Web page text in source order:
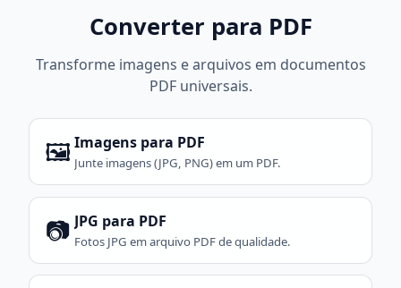
Converter para PDF
Transforme imagens e arquivos em documentos
PDF universais.
🖼️Imagens para PDF
Junte imagens (JPG, PNG) em um PDF.
📷 JPG para PDF
Fotos JPG em arquivo PDF de qualidade.